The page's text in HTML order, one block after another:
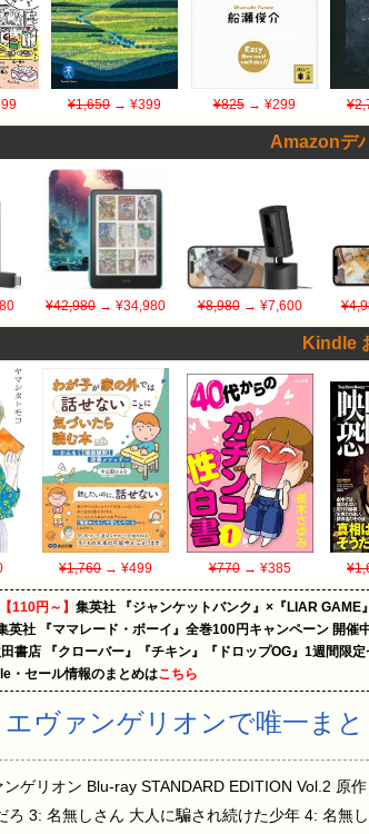
¥1,650 → ¥399 ¥825→ ¥299
Amazonデ
¥42,980→ ¥34,980 ¥8,980→ ¥7,600
Kindle
¥1,760→ ¥499 ¥770→ ¥385
110円～】 集英社 『ジャンケットバンク』×『LIAR GAME
英社 『ママレード・ボーイ』全巻100円キャンペーン 開催
書店 『クローバー』『チキン』『ドロップOG』1週間限定
・セール情報のまとめはこちら
エヴァンゲリオンで唯一ま
ンゲリオン Blu-ray STANDARD EDITION Vol.2
ろ 3: 名無しさん 大人に騙され続けた少年 4: 名無